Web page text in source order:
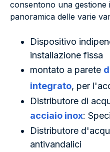
consentono una gestione
panoramica delle varie
Dispositivo
installazione fissa
montato a parete
integrato, per
Distributore di
acciaio inox:
Distributore
antivandalici